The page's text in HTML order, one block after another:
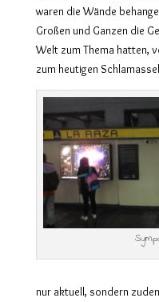
waren die Wände
Großen und Ganzen die
Welt zum Thema hatten,
zum heutigen
nur aktuell, sondern